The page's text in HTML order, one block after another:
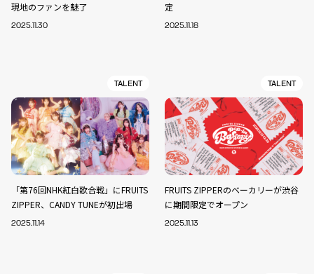
現地のファンを魅了
2025.11.30
定
2025.11.18
TALENT
「第76回NHK紅白歌合戦」にFRUITS
ZIPPER、CANDY TUNEが初出場
2025.11.14
TALENT
FRUITS ZIPPERのベーカリーが渋谷
に期間限定でオープン
2025.11.13